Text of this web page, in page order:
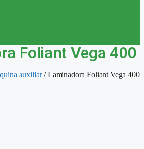
Foliant Vega 400
auxiliar/ Laminadora Foliant Vega 400